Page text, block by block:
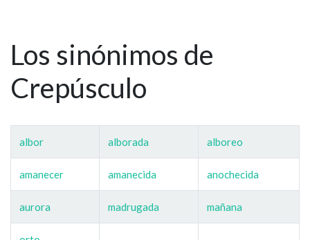
Los sinónimos de
Crepúsculo
albor alborada alboreo
amanecer amanecida anochecida
aurora madrugada mañana